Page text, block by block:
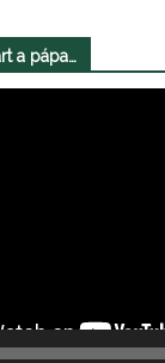
a pápa…